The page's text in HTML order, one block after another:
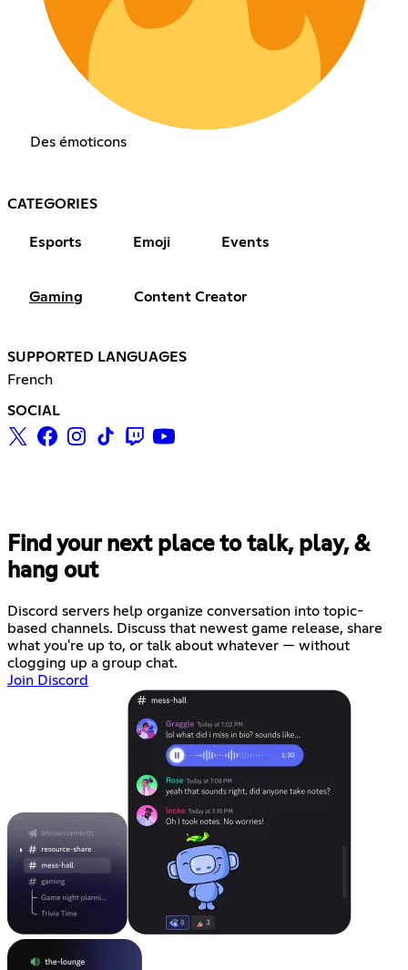
Des émoticons
CATEGORIES
Esports Emoji Events
Gaming Content Creator
SUPPORTED LANGUAGES
French
SOCIAL
Find your next place to talk, play, &
hang out
Discord servers help organize conversation into topic-
based channels. Discuss that newest game release, share
what you're up to, or talk about whatever — without
clogging up a group chat.
Join Discord